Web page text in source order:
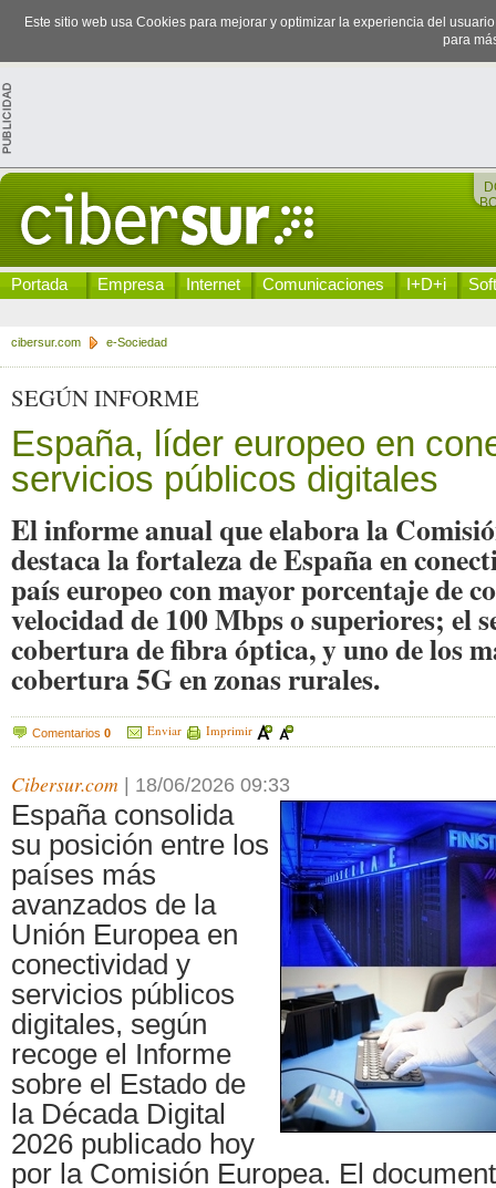
Este sitio web usa Cookies para mejorar y optimizar la experiencia del
para
Portada Empresa Internet Comunicaciones I+D+i
cibersur.com e-Sociedad
SEGÚN INFORME
España, líder europeo en
servicios públicos digitales
El informe anual que elabora la
destaca la fortaleza de España en
país europeo con mayor porcentaje de
velocidad de 100 Mbps o superiores; el
cobertura de fibra óptica, y uno de los
cobertura 5G en zonas rurales.
Comentarios 0 Enviar Imprimir
Cibersur.com 18/06/2026 09:33
España consolida
su posición entre los
países más
avanzados de la
Unión Europea en
conectividad y
servicios públicos
digitales, según
recoge el Informe
sobre el Estado de
la Década Digital
2026 publicado hoy
por la Comisión Europea. El